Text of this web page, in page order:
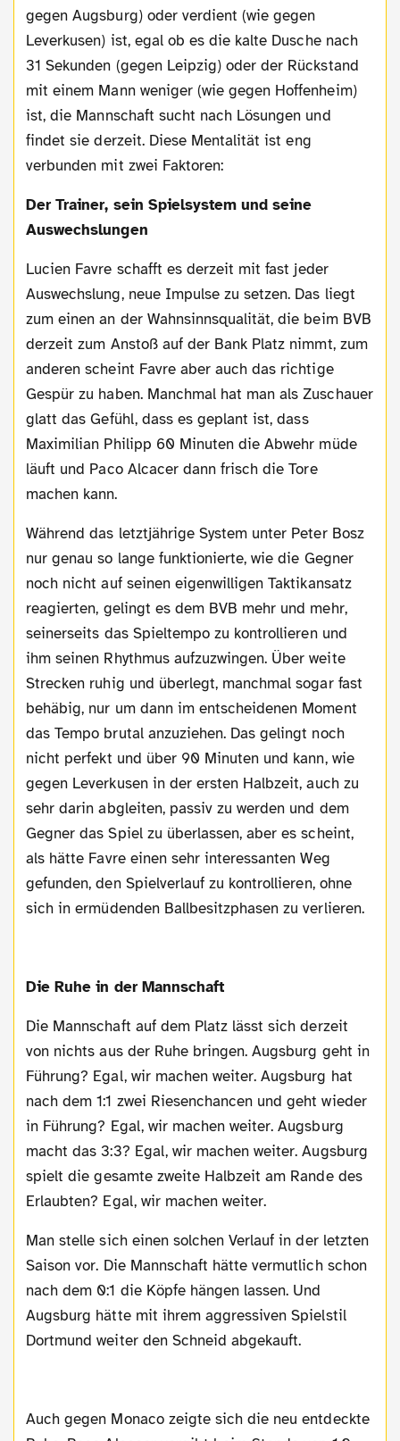
gegen Augsburg) oder verdient (wie gegen
Leverkusen) ist, egal ob es die kalte Dusche nach
31 Sekunden (gegen Leipzig) oder der Rückstand
mit einem Mann weniger (wie gegen Hoffenheim)
ist, die Mannschaft sucht nach Lösungen und
findet sie derzeit. Diese Mentalität ist eng
verbunden mit zwei Faktoren:
Der Trainer, sein Spielsystem und seine
Auswechslungen
Lucien Favre schafft es derzeit mit fast jeder
Auswechslung, neue Impulse zu setzen. Das liegt
zum einen an der Wahnsinnsqualität, die beim BVB
derzeit zum Anstoß auf der Bank Platz nimmt, zum
anderen scheint Favre aber auch das richtige
Gespür zu haben. Manchmal hat man als Zuschauer
glatt das Gefühl, dass es geplant ist, dass
Maximilian Philipp 60 Minuten die Abwehr müde
läuft und Paco Alcacer dann frisch die Tore
machen kann.
Während das letztjährige System unter Peter Bosz
nur genau so lange funktionierte, wie die Gegner
noch nicht auf seinen eigenwilligen Taktikansatz
reagierten, gelingt es dem BVB mehr und mehr,
seinerseits das Spieltempo zu kontrollieren und
ihm seinen Rhythmus aufzuzwingen. Über weite
Strecken ruhig und überlegt, manchmal sogar fast
behäbig, nur um dann im entscheidenen Moment
das Tempo brutal anzuziehen. Das gelingt noch
nicht perfekt und über 90 Minuten und kann, wie
gegen Leverkusen in der ersten Halbzeit, auch zu
sehr darin abgleiten, passiv zu werden und dem
Gegner das Spiel zu überlassen, aber es scheint,
als hätte Favre einen sehr interessanten Weg
gefunden, den Spielverlauf zu kontrollieren, ohne
sich in ermüdenden Ballbesitzphasen zu verlieren.
Die Ruhe in der Mannschaft
Die Mannschaft auf dem Platz lässt sich derzeit
von nichts aus der Ruhe bringen. Augsburg geht in
Führung? Egal, wir machen weiter. Augsburg hat
nach dem 1:1 zwei Riesenchancen und geht wieder
in Führung? Egal, wir machen weiter. Augsburg
macht das 3:3? Egal, wir machen weiter. Augsburg
spielt die gesamte zweite Halbzeit am Rande des
Erlaubten? Egal, wir machen weiter.
Man stelle sich einen solchen Verlauf in der letzten
Saison vor. Die Mannschaft hätte vermutlich schon
nach dem 0:1 die Köpfe hängen lassen. Und
Augsburg hätte mit ihrem aggressiven Spielstil
Dortmund weiter den Schneid abgekauft.
Auch gegen Monaco zeigte sich die neu entdeckte